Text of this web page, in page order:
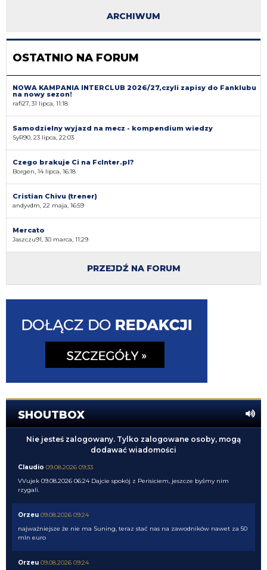
ARCHIWUM
OSTATNIO NA FORUM
NOWA KAMPANIA INTERCLUB 2026/27,czyli zapisy do Fanklubu
na nowy sezon!
rafi27, 31 lipca, 11:18
Samodzielny wyjazd na mecz - kompendium wiedzy
SyR90, 23 lipca, 22:03
Czego brakuje Ci na FcInter.pl?
Borgen, 14 lipca, 16:18
Cristian Chivu (trener)
andyvdm, 22 maja, 16:59
Mercato
Jaszczu91, 30 marca, 11:29
PRZEJDŹ NA FORUM
SHOUTBOX
Nie jesteś zalogowany. Tylko zalogowane osoby, mogą
dodawać wiadomości
Claudio 09.08.2026 09:33
VVujek 09.08.2026 06:24 Dajcie spokój z Perisiciem, jeszcze byśmy nim
rzygali.
Orzeu 09.08.2026 09:24
najważniejsze że nie ma Suning, teraz stać nas na zawodników nawet za 50
mln euro
Orzeu 09.08.2026 09:24